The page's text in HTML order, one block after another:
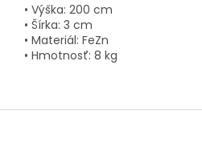
• Výška: 200 cm
• Šírka: 3 cm
• Materiál: FeZn
• Hmotnosť: 8 kg
Z